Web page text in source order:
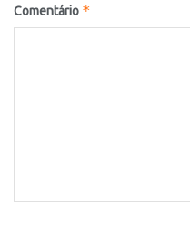
Comentário *